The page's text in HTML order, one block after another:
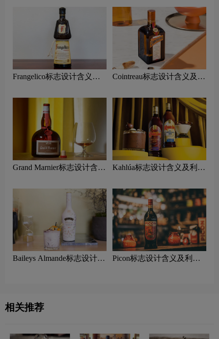
Frangelico标志设计含义及
Cointreau标志设计含义及利
Grand Marnier标志设计含义
Kahlúa标志设计含义及利口
Baileys Almande标志设计含
Picon标志设计含义及利口
相关推荐